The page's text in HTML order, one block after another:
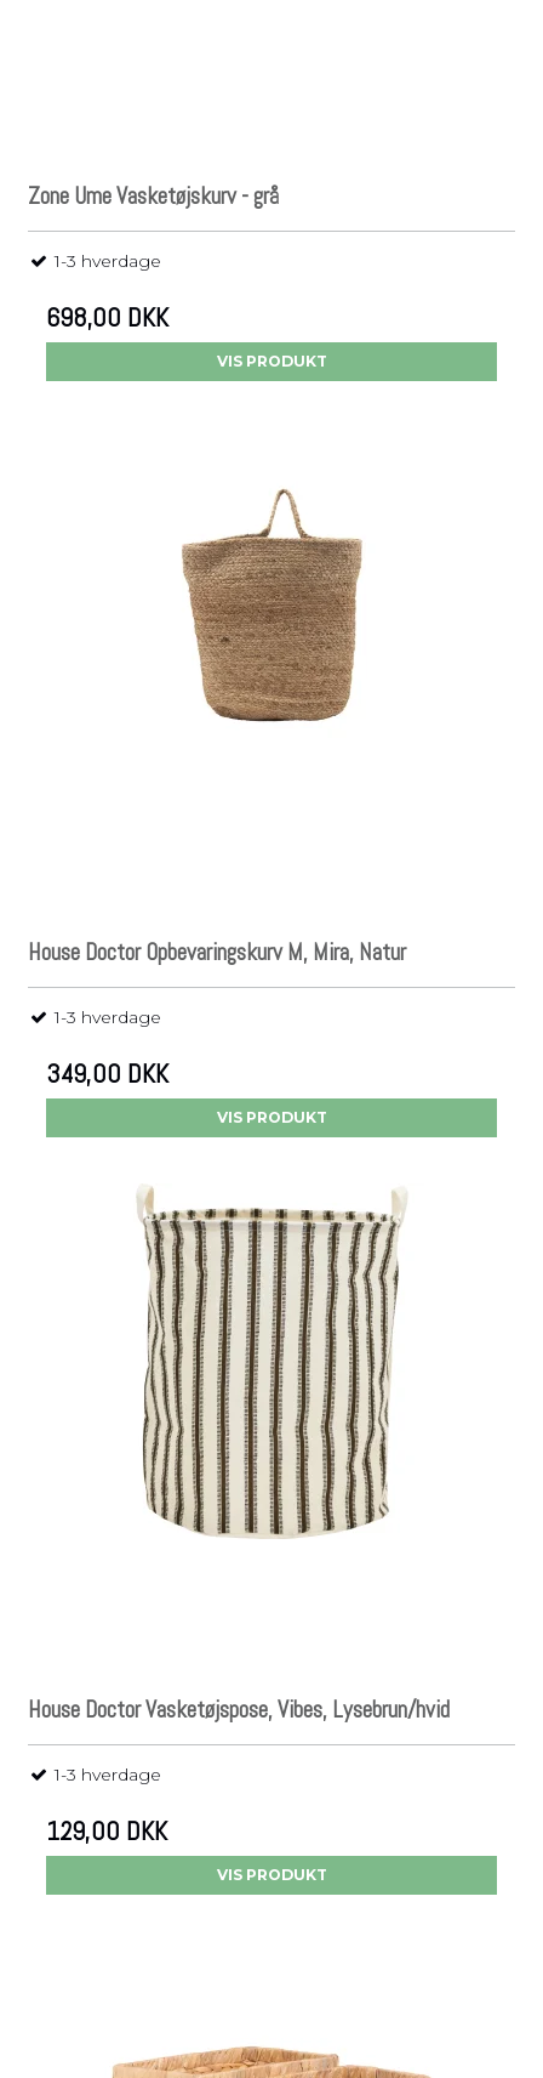
Zone Ume Vasketøjskurv - grå
1-3 hverdage
698,00 DKK
VIS PRODUKT
House Doctor Opbevaringskurv M, Mira, Natur
1-3 hverdage
349,00 DKK
VIS PRODUKT
House Doctor Vasketøjspose, Vibes, Lysebrun/hvid
1-3 hverdage
129,00 DKK
VIS PRODUKT